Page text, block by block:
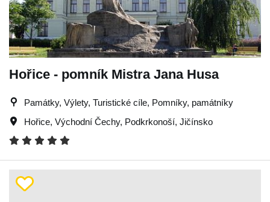
Hořice - pomník Mistra Jana Husa
Památky, Výlety, Turistické cíle, Pomníky, památníky
Hořice, Východní Čechy, Podkrkonoší, Jičínsko